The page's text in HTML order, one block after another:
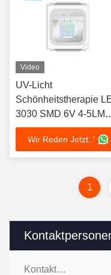
Kontaktpersonen:
Video
UV-Licht
Schönheitstherapie
3030 SMD 6V 4-5LM
400-410NM LED
Wir Reden Jetzt. '
1